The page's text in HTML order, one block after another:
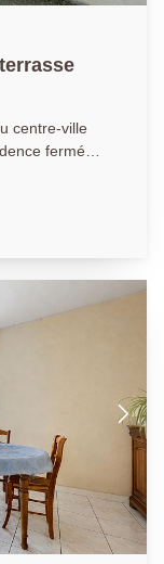
6%.
centre-ville
au
4
exposée
Un
depuis
bien.